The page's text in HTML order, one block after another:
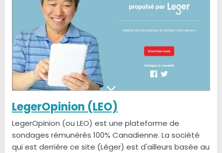
LegerOpinion (LEO)
LegerOpinion (ou LEO) est une plateforme de
sondages rémunérés 100% Canadienne. La société
qui est derrière ce site (Léger) est d'ailleurs basée au